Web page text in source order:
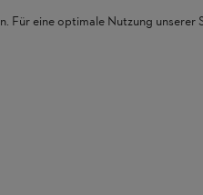
Für eine optimale Nutzung unserer